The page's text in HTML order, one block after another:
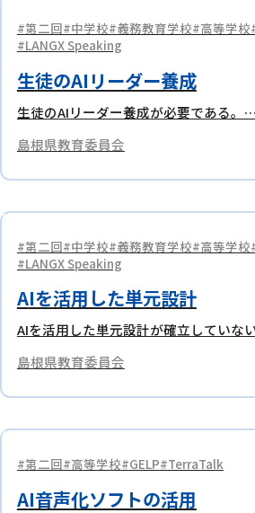
第二回 中学校 義務教育学校 高等学校
LANGX Speaking
生徒のAIリーダー養成
生徒のAIリーダー養成が必要である。…
島根県教育委員会
第二回 中学校 義務教育学校 高等学校
LANGX Speaking
AIを活用した単元設計
AIを活用した単元設計が確立していな
島根県教育委員会
第二回 高等学校 GELP TerraTalk
AI音声化ソフトの活用